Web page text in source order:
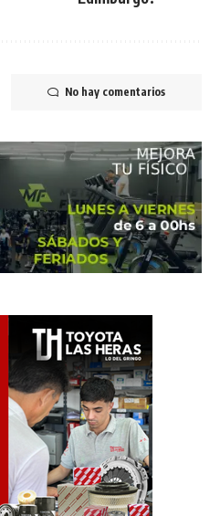
No hay comentarios